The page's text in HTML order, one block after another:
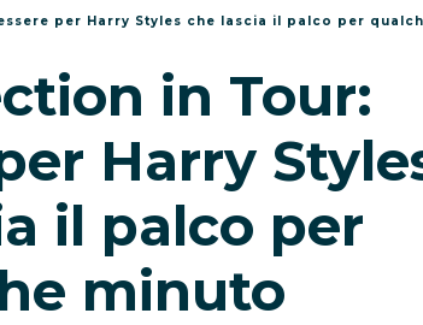
per Harry Styles che lascia il palco per qualche
in Tour:
Harry
il palco per
minuto